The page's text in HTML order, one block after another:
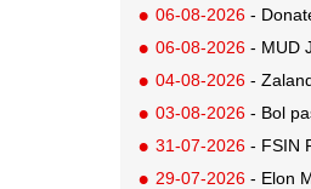
06-08-2026 -
06-08-2026 - MUD
04-08-2026 -
03-08-2026 - Bol
31-07-2026 - FSIN
29-07-2026 - Elon